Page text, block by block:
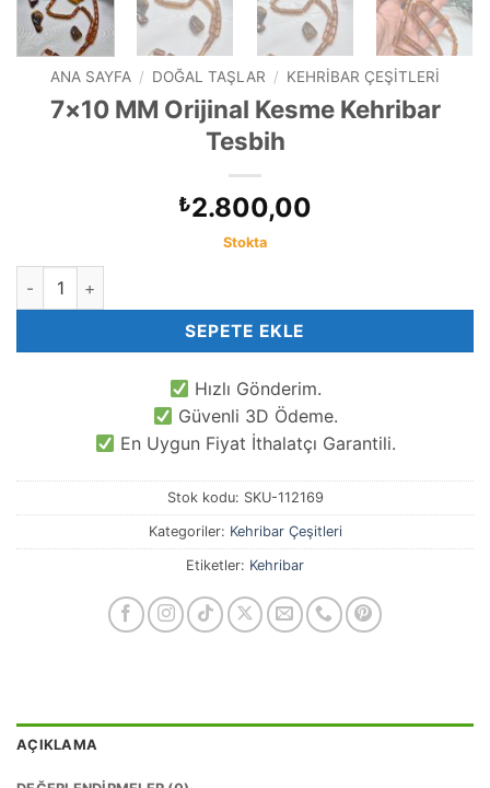
ANA SAYFA / DOĞAL TAŞLAR / KEHRIBAR ÇEŞITLERI
7×10 MM Orijinal Kesme Kehribar
Tesbih
₺2.800,00
Stokta
7x10 MM Orijinal Kesme Kehribar Tesbih adet
SEPETE EKLE
Hızlı Gönderim.
Güvenli 3D Ödeme.
En Uygun Fiyat İthalatçı Garantili.
Stok kodu: SKU-112169
Kategoriler: Kehribar Çeşitleri
Etiketler: Kehribar
AÇIKLAMA